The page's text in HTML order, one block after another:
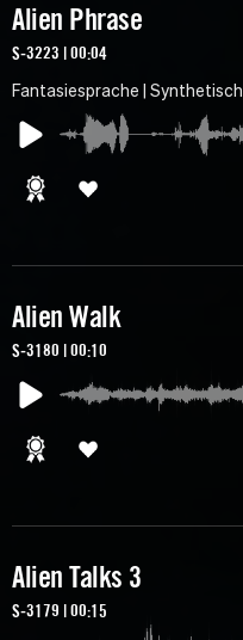
Alien Phrase
S-3223 | 00:04
Fantasiesprache | Synthetisch
Alien Walk
S-3180 | 00:10
Alien Talks 3
S-3179 | 00:15